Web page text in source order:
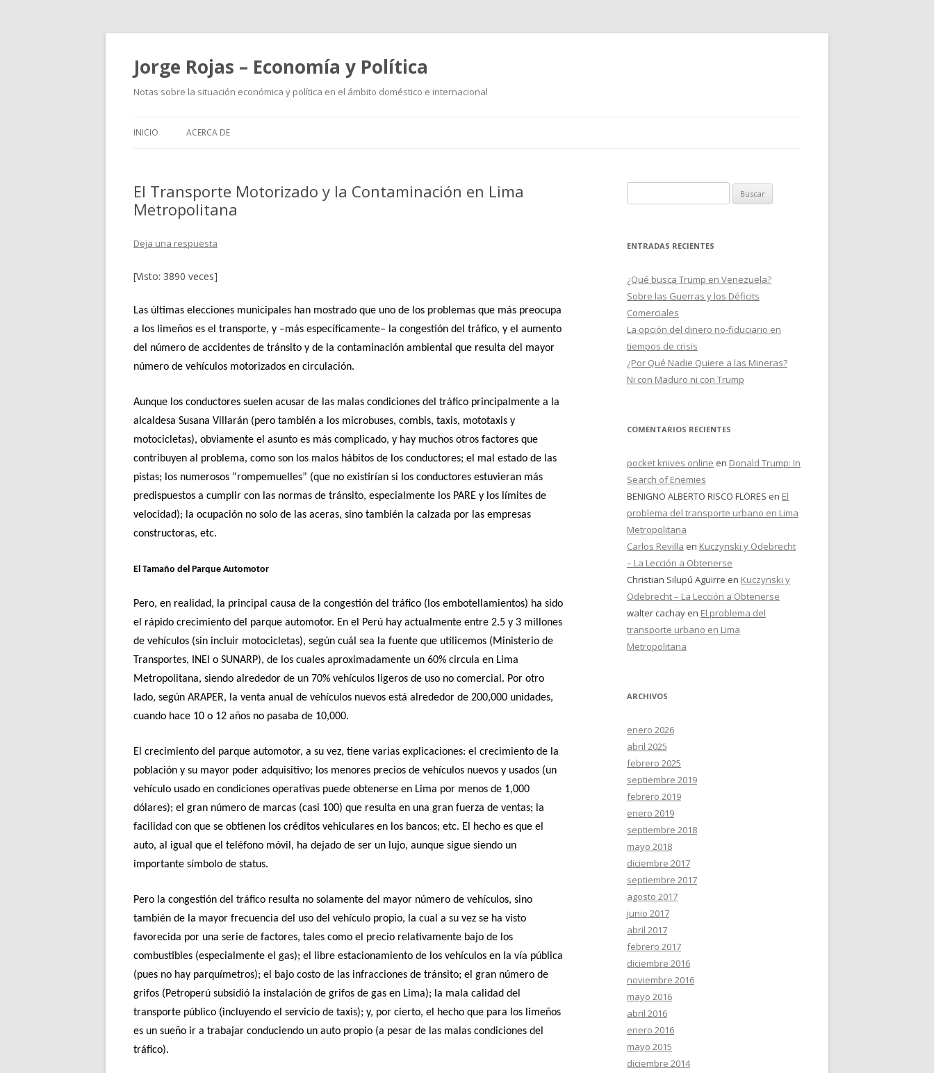
Jorge Rojas – Economía y Política
Notas sobre la situación económica y política en el ámbito doméstico e internacional
INICIO ACERCA DE
El Transporte Motorizado y la Contaminación en Lima
Metropolitana
Deja una respuesta
[Visto: 3890 veces]
Las últimas elecciones municipales han mostrado que uno de los problemas que más preocupa
a los limeños es el transporte, y –más específicamente– la congestión del tráfico, y el aumento
del número de accidentes de tránsito y de la contaminación ambiental que resulta del mayor
número de vehículos motorizados en circulación.
Aunque los conductores suelen acusar de las malas condiciones del tráfico principalmente a la
alcaldesa Susana Villarán (pero también a los microbuses, combis, taxis, mototaxis y
motocicletas), obviamente el asunto es más complicado, y hay muchos otros factores que
contribuyen al problema, como son los malos hábitos de los conductores; el mal estado de las
pistas; los numerosos “rompemuelles” (que no existirían si los conductores estuvieran más
predispuestos a cumplir con las normas de tránsito, especialmente los PARE y los límites de
velocidad); la ocupación no solo de las aceras, sino también la calzada por las empresas
constructoras, etc.
El Tamaño del Parque Automotor
Pero, en realidad, la principal causa de la congestión del tráfico (los embotellamientos) ha sido
el rápido crecimiento del parque automotor. En el Perú hay actualmente entre 2.5 y 3 millones
de vehículos (sin incluir motocicletas), según cuál sea la fuente que utilicemos (Ministerio de
Transportes, INEI o SUNARP), de los cuales aproximadamente un 60% circula en Lima
Metropolitana, siendo alrededor de un 70% vehículos ligeros de uso no comercial. Por otro
lado, según ARAPER, la venta anual de vehículos nuevos está alrededor de 200,000 unidades,
cuando hace 10 o 12 años no pasaba de 10,000.
El crecimiento del parque automotor, a su vez, tiene varias explicaciones: el crecimiento de la
población y su mayor poder adquisitivo; los menores precios de vehículos nuevos y usados (un
vehículo usado en condiciones operativas puede obtenerse en Lima por menos de 1,000
dólares); el gran número de marcas (casi 100) que resulta en una gran fuerza de ventas; la
facilidad con que se obtienen los créditos vehiculares en los bancos; etc. El hecho es que el
auto, al igual que el teléfono móvil, ha dejado de ser un lujo, aunque sigue siendo un
importante símbolo de status.
Pero la congestión del tráfico resulta no solamente del mayor número de vehículos, sino
también de la mayor frecuencia del uso del vehículo propio, la cual a su vez se ha visto
favorecida por una serie de factores, tales como el precio relativamente bajo de los
combustibles (especialmente el gas); el libre estacionamiento de los vehículos en la vía pública
(pues no hay parquímetros); el bajo costo de las infracciones de tránsito; el gran número de
grifos (Petroperú subsidió la instalación de grifos de gas en Lima); la mala calidad del
transporte público (incluyendo el servicio de taxis); y, por cierto, el hecho que para los limeños
es un sueño ir a trabajar conduciendo un auto propio (a pesar de las malas condiciones del
tráfico).
u
c
:
ENTRADAS RECIENTES
¿Qué busca Trump en Venezuela?
Sobre las Guerras y los Déficits
Comerciales
La opción del dinero no-fiduciario en
tiempos de crisis
¿Por Qué Nadie Quiere a las Mineras?
Ni con Maduro ni con Trump
COMENTARIOS RECIENTES
pocket knives online en Donald Trump: In
Search of Enemies
BENIGNO ALBERTO RISCO FLORES en El
problema del transporte urbano en Lima
Metropolitana
Carlos Revilla en Kuczynski y Odebrecht
– La Lección a Obtenerse
Christian Silupú Aguirre en Kuczynski y
Odebrecht – La Lección a Obtenerse
walter cachay en El problema del
transporte urbano en Lima
Metropolitana
ARCHIVOS
enero 2026
abril 2025
febrero 2025
septiembre 2019
febrero 2019
enero 2019
septiembre 2018
mayo 2018
diciembre 2017
septiembre 2017
agosto 2017
junio 2017
abril 2017
febrero 2017
diciembre 2016
noviembre 2016
mayo 2016
abril 2016
enero 2016
mayo 2015
diciembre 2014